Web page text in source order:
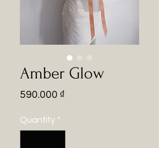
Amber Glow
590.000 ₫
Quantity *